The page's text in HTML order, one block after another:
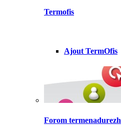
Termofis
Ajout TermOfis
Forom termenadurezh